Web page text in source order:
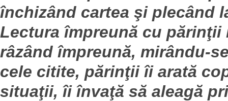
închizând cartea şi plecând
Lectura împreună cu
râzând împreună, mirându-
cele citite, părinţii îi arată
situaţii, îi învaţă să aleagă